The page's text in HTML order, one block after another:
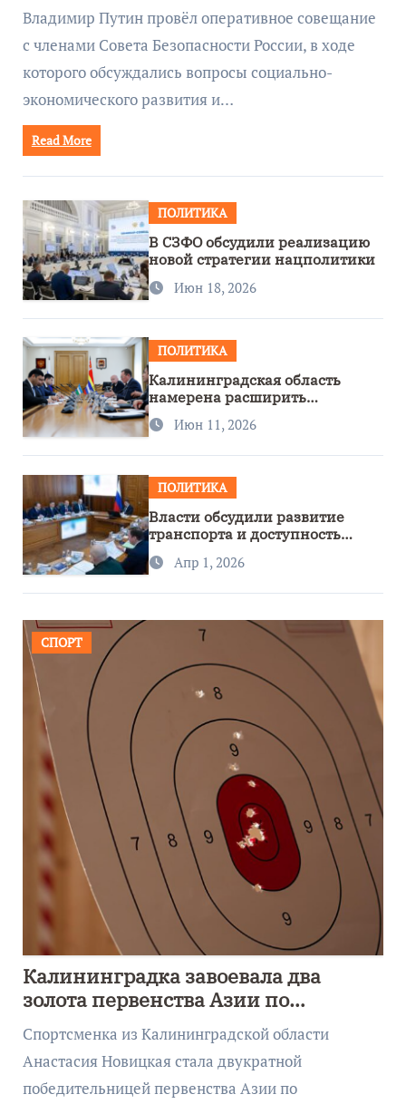
руководством Путина
Владимир Путин провёл оперативное совещание
с членами Совета Безопасности России, в ходе
которого обсуждались вопросы социально-
экономического развития и…
Read More
ПОЛИТИКА
В СЗФО обсудили реализацию
новой стратегии нацполитики
Июн 18, 2026
ПОЛИТИКА
Калининградская область
намерена расширить
сотрудничество с Узбекистаном
Июн 11, 2026
ПОЛИТИКА
Власти обсудили развитие
транспорта и доступность
региона
Апр 1, 2026
СПОРТ
Калининградка завоевала два
золота первенства Азии по
метанию ножа
Спортсменка из Калининградской области
Анастасия Новицкая стала двукратной
победительницей первенства Азии по